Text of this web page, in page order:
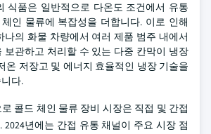
식품은 일반적으로 다온도 조건에서 유통
인 물류에 복잡성을 더합니다. 이로 인해
나의 화물 차량에서 여러 제품 범주 내에서
보관하고 처리할 수 있는 다중 칸막이 냉장
온 저장고 및 에너지 효율적인 냉장 기술을
다.
콜드 체인 물류 장비 시장은 직접 및 간접
2024년에는 간접 유통 채널이 주요 시장 점